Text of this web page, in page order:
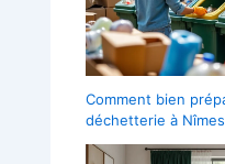
Comment bien
déchetterie à